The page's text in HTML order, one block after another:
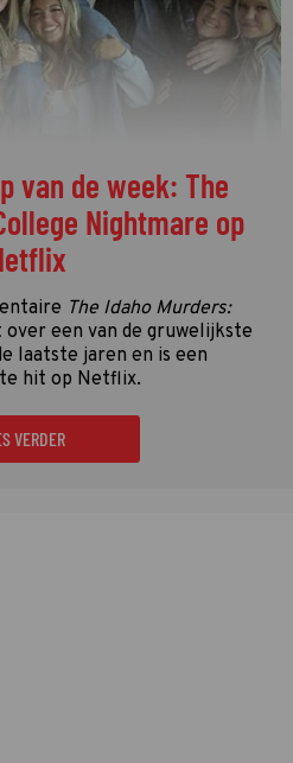
van de week: The
Nightmare op
The Idaho Murders:
een van de gruwelijkste
laatste jaren en is een
hit op Netflix.
VERDER